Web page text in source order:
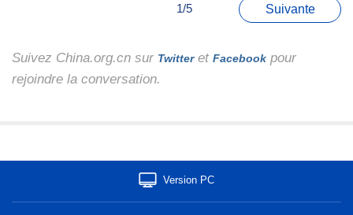
1/5 Suivante
Suivez China.org.cn sur Twitteret Facebook pour
rejoindre la conversation.
Version PC